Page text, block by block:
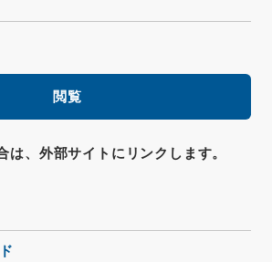
閲覧
は、外部サイトにリンクします。